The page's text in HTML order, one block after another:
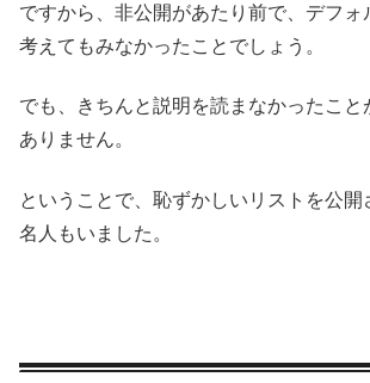
ですから、非公開があたり前で、デフォ
考えてもみなかったことでしょう。
でも、きちんと説明を読まなかったこと
ありません。
ということで、恥ずかしいリストを公
名人もいました。